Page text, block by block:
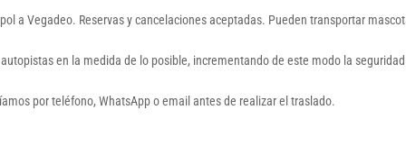
a Vegadeo. Reservas y cancelaciones aceptadas. Pueden transportar
en la medida de lo posible, incrementando de este modo la
por teléfono, WhatsApp o email antes de realizar el traslado.